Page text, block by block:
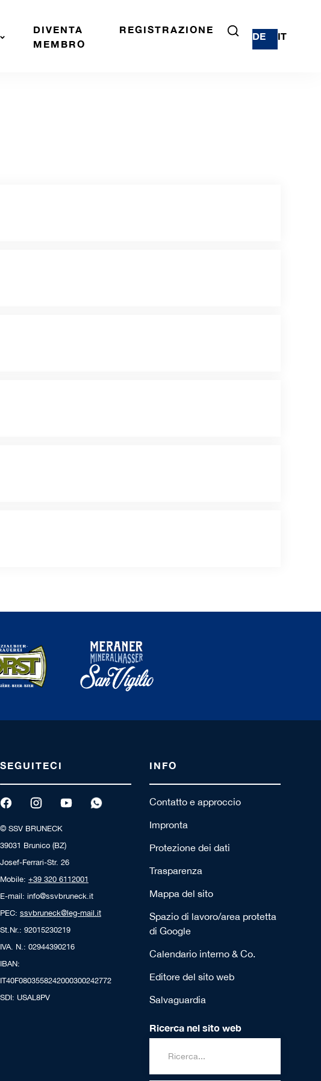
DIVENTA
MEMBRO
REGISTRAZIONE
DE IT
SEGUITECI
© SSV BRUNECK
39031 Brunico (BZ)
Josef-Ferrari-Str. 26
Mobile: +39 320 6112001
E-mail: info@ssvbruneck.it
PEC: ssvbruneck@leg-mail.it
St.Nr.: 92015230219
IVA. N.: 02944390216
IBAN:
IT40F0803558242000300242772
SDI: USAL8PV
INFO
Contatto e approccio
Impronta
Protezione dei dati
Trasparenza
Mappa del sito
Spazio di lavoro/area protetta
di Google
Calendario interno & Co.
Editore del sito web
Salvaguardia
Ricerca nel sito web